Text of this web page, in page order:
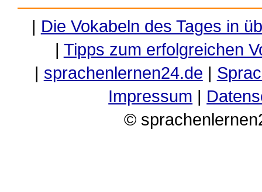
| Die Vokabeln des Tages in
| Tipps zum erfolgreichen
| sprachenlernen24.de |
Impressum |
©